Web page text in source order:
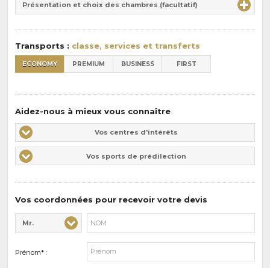
pension
:
Présentation et choix des chambres (facultatif)
Transports : classe, services et transferts
ECONOMY PREMIUM BUSINESS FIRST
Aidez-nous à mieux vous connaître
Vos
centres
d'intérêts
Vos centres d'intérêts
Vos
sports
de
Vos sports de prédilection
Vos coordonnées pour recevoir votre devis
Civilité* :
Mr.
Nom* :
Prénom* :